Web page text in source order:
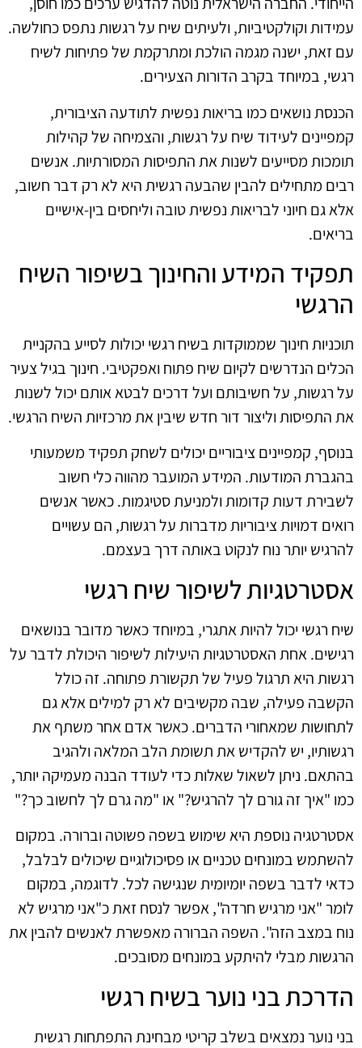
עמידות וקולקטיביות, ולעיתים שיח על רגשות נתפס כחולשה.
עם זאת, ישנה מגמה הולכת ומתרקמת של פתיחות לשיח
רגשי, במיוחד בקרב הדורות הצעירים.
הכנסת נושאים כמו בריאות נפשית לתודעה הציבורית,
קמפיינים לעידוד שיח על רגשות, והצמיחה של קהילות
תומכות מסייעים לשנות את התפיסות המסורתיות. אנשים
רבים מתחילים להבין שהבעה רגשית היא לא רק דבר חשוב,
אלא גם חיוני לבריאות נפשית טובה וליחסים בין-אישיים
בריאים.
תפקיד המידע והחינוך בשיפור השיח
הרגשי
תוכניות חינוך שממוקדות בשיח רגשי יכולות לסייע בהקניית
הכלים הנדרשים לקיום שיח פתוח ואפקטיבי. חינוך בגיל צעיר
על רגשות, על חשיבותם ועל דרכים לבטא אותם יכול לשנות
את התפיסות וליצור דור חדש שיבין את מרכזיות השיח הרגשי.
בנוסף, קמפיינים ציבוריים יכולים לשחק תפקיד משמעותי
בהגברת המודעות. המידע המועבר מהווה כלי חשוב
לשבירת דעות קדומות ולמניעת סטיגמות. כאשר אנשים
רואים דמויות ציבוריות מדברות על רגשות, הם עשויים
להרגיש יותר נוח לנקוט באותה דרך בעצמם.
אסטרטגיות לשיפור שיח רגשי
שיח רגשי יכול להיות אתגרי, במיוחד כאשר מדובר בנושאים
רגישים. אחת האסטרטגיות היעילות לשיפור היכולת לדבר על
רגשות היא תרגול פעיל של תקשורת פתוחה. זה כולל
הקשבה פעילה, שבה מקשיבים לא רק למילים אלא גם
לתחושות שמאחורי הדברים. כאשר אדם אחר משתף את
רגשותיו, יש להקדיש את תשומת הלב המלאה ולהגיב
בהתאם. ניתן לשאול שאלות כדי לעודד הבנה מעמיקה יותר,
כמו "איך זה גורם לך להרגיש?" או "מה גרם לך לחשוב כך?"
אסטרטגיה נוספת היא שימוש בשפה פשוטה וברורה. במקום
להשתמש במונחים טכניים או פסיכולוגיים שיכולים לבלבל,
כדאי לדבר בשפה יומיומית שנגישה לכל. לדוגמה, במקום
לומר "אני מרגיש חרדה", אפשר לנסח זאת כ"אני מרגיש לא
נוח במצב הזה". השפה הברורה מאפשרת לאנשים להבין את
הרגשות מבלי להיתקע במונחים מסובכים.
הדרכת בני נוער בשיח רגשי
בני נוער נמצאים בשלב קריטי מבחינת התפתחות רגשית